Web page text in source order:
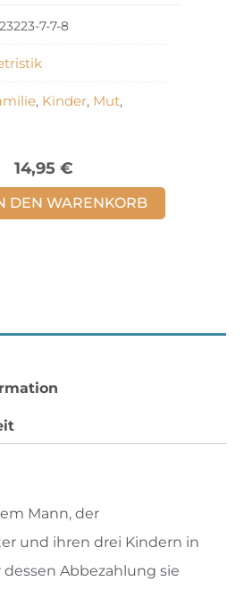
7-7-8
, Kinder, Mut,
14,95 €
DEN WARENKORB
Mann, der
und ihren drei Kindern in
Abbezahlung sie